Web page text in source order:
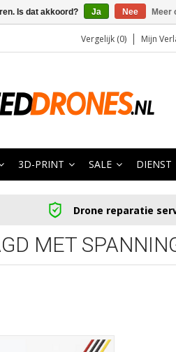
Vergelijk (0) Mijn
3D-PRINT SALE DIENST
Drone reparatie
MET
Is dat akkoord? Ja Nee Meer